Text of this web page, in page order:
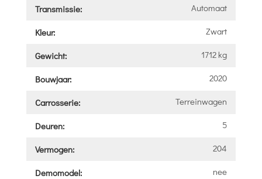
Transmissie: Automaat
Kleur: Zwart
Gewicht: 1712 kg
Bouwjaar: 2020
Carrosserie: Terreinwagen
Deuren: 5
Vermogen: 204
Demomodel: nee